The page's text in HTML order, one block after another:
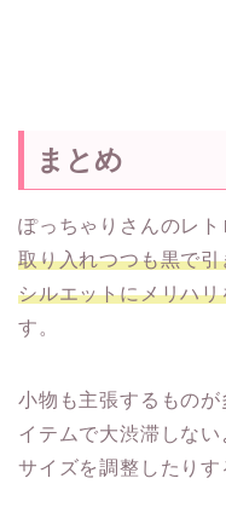
まとめ
ぽっちゃりさんのレト
取り入れつつも黒で
シルエットにメリハ
す。
小物も主張するもの
イテムで大渋滞しな
サイズを調整したりす